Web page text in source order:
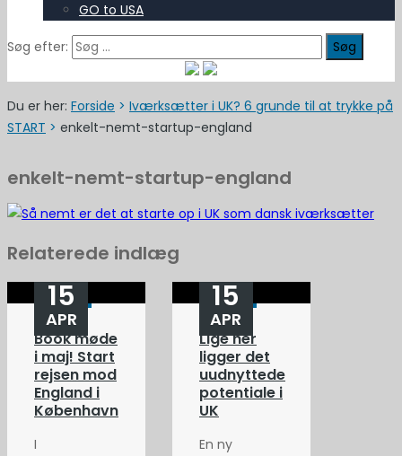
GO to USA
Søg efter:
Du er her: Forside > Iværksætter i UK? 6 grunde til at trykke på
START > enkelt-nemt-startup-england
enkelt-nemt-startup-england
Relaterede indlæg
Book møde
i maj! Start
rejsen mod
England i
København
15
APR
I
Lige her
ligger det
uudnyttede
potentiale i
UK
15
APR
En ny